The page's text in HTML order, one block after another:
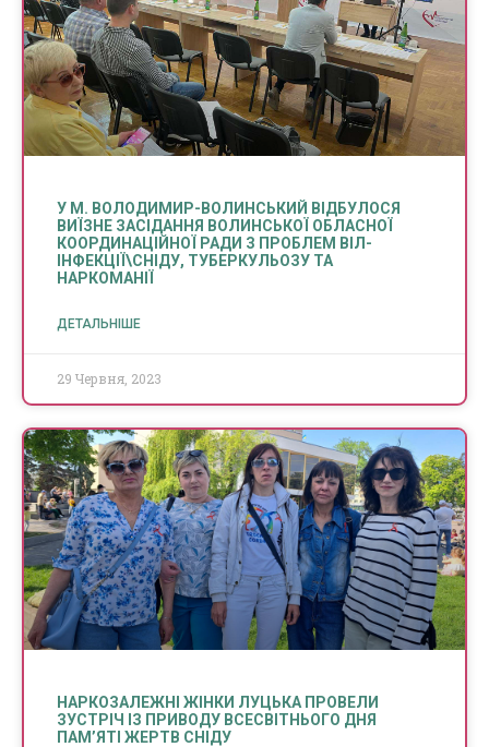
У М. ВОЛОДИМИР-ВОЛИНСЬКИЙ ВІДБУЛОСЯ
ВИЇЗНЕ ЗАСІДАННЯ ВОЛИНСЬКОЇ ОБЛАСНОЇ
КООРДИНАЦІЙНОЇ РАДИ З ПРОБЛЕМ ВІЛ-
ІНФЕКЦІЇ\СНІДУ, ТУБЕРКУЛЬОЗУ ТА
НАРКОМАНІЇ
ДЕТАЛЬНІШЕ
29 Червня, 2023
НАРКОЗАЛЕЖНІ ЖІНКИ ЛУЦЬКА ПРОВЕЛИ
ЗУСТРІЧ ІЗ ПРИВОДУ ВСЕСВІТНЬОГО ДНЯ
ПАМ’ЯТІ ЖЕРТВ СНІДУ